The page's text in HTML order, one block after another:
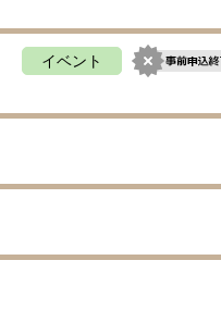
イベント